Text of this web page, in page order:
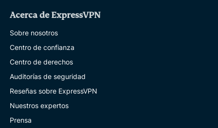
Acerca de ExpressVPN
Sobre nosotros
Centro de confianza
Centro de derechos
Auditorías de seguridad
Reseñas sobre ExpressVPN
Nuestros expertos
Prensa